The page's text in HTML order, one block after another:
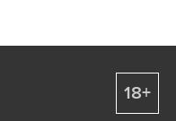
18+